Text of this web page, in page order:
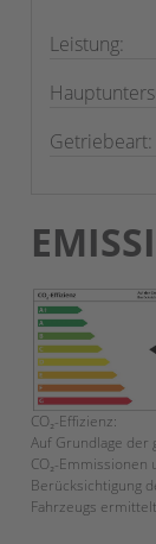
Leistung:
Getriebeart:
CO₂-Effizienz:
Auf Grundlage der
CO₂-Emmissionen
Berücksichtigung
Fahrzeugs